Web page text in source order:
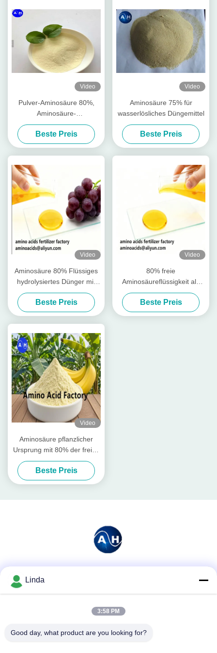
Video
Pulver-Aminosäure 80%,
Aminosäure-
Landwirtschafts-Düngemittel
regen Wurzel-Wachstum an
Beste Preis
Video
Aminosäure 75% für
wasserlösliches Düngemittel
Beste Preis
Video
Aminosäure 80% Flüssiges
hydrolysiertes Dünger mit
freien Aminosäuren ≥ 750 g/l
Gesamtstickstoff ≥ 12,0%
und hoher Löslichkeit für den
ökologischen Landbau
Beste Preis
Video
80% freie
Aminosäureflüssigkeit als
Rohstoff für die Produktion
wasserlöslicher Düngemittel
Beste Preis
Video
Aminosäure pflanzlicher
Ursprung mit 80% der freien
Aminosäuren
Beste Preis
Linda
3:58 PM
Good day, what product are you looking for?